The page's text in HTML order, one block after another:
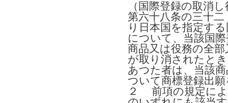
（国際登録の取消
第六十八条の三十
り日本国を指定す
について、当該国
商品又は役務の全
が取り消されたと
あつた者は、当該
ついて商標登録出
２ 前項の規定によ